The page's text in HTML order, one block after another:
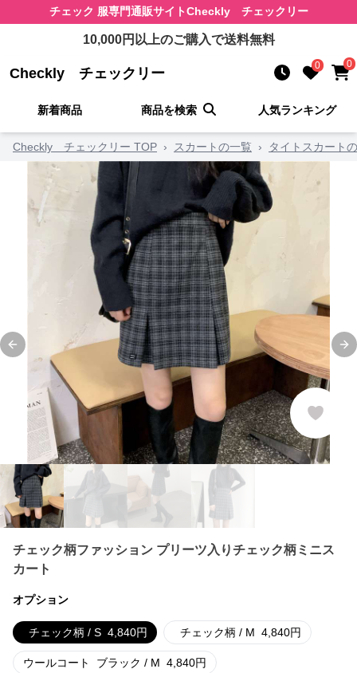
チェック 服専門通販サイトCheckly チェックリー
10,000円以上のご購入で送料無料
Checkly チェックリー 0 0
新着商品 商品を検索 人気ランキング
Checkly チェックリー TOP › スカートの一覧 › タイトスカート
Previous slide
チェック柄ファッション プリーツ入りチェック柄ミニス
カート
オプション
チェック柄 / S 4,840円 チェック柄 / M 4,840円
ウールコート ブラック / M 4,840円